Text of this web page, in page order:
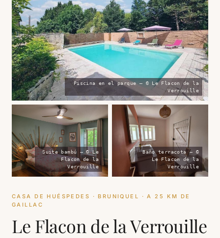
Piscina en el parque — © Le Flacon de la
Verrouille
Suite bambú — © Le
Flacon de la
Verrouille
Baño terracota — ©
Le Flacon de la
Verrouille
CASA DE HUÉSPEDES · BRUNIQUEL · A 25 KM DE
GAILLAC
Le Flacon de la Verrouille